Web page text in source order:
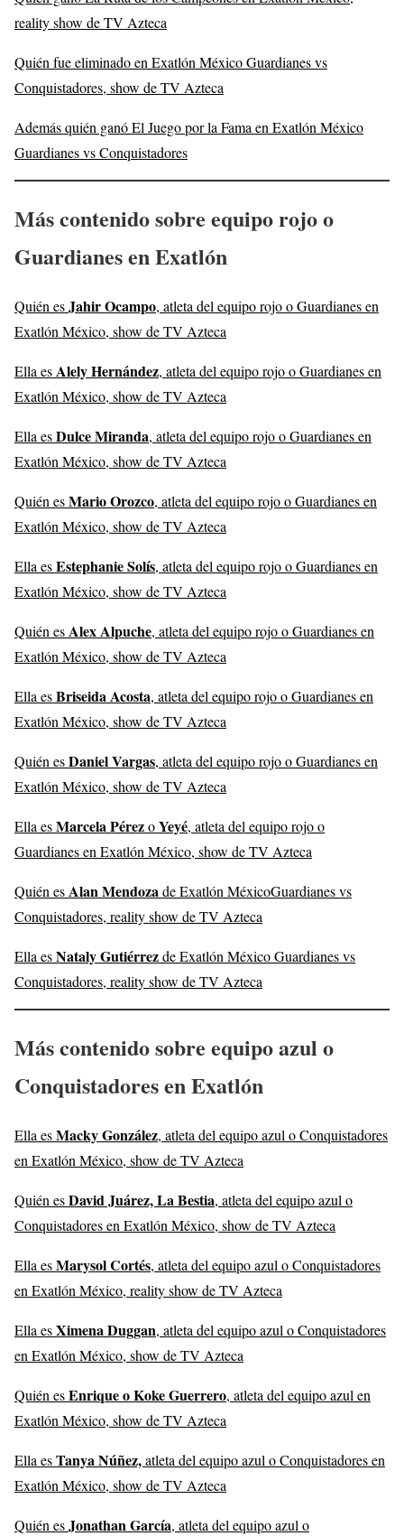
reality show de TV Azteca
Quién fue eliminado en Exatlón México Guardianes vs
Conquistadores, show de TV Azteca
Además quién ganó El Juego por la Fama en Exatlón México
Guardianes vs Conquistadores
Más contenido sobre equipo rojo o
Guardianes en Exatlón
Quién esJahir Ocampo, atleta del equipo rojo o Guardianes en
Exatlón México, show de TV Azteca
Ella esAlely Hernández, atleta del equipo rojo o Guardianes en
Exatlón México, show de TV Azteca
Ella esDulce Miranda, atleta del equipo rojo o Guardianes en
Exatlón México, show de TV Azteca
Quién esMario Orozco, atleta del equipo rojo o Guardianes en
Exatlón México, show de TV Azteca
Ella esEstephanie Solís, atleta del equipo rojo o Guardianes en
Exatlón México, show de TV Azteca
Quién esAlex Alpuche, atleta del equipo rojo o Guardianes en
Exatlón México, show de TV Azteca
Ella esBriseida Acosta, atleta del equipo rojo o Guardianes en
Exatlón México, show de TV Azteca
Quién esDaniel Vargas, atleta del equipo rojo o Guardianes en
Exatlón México, show de TV Azteca
Ella esMarcela PérezoYeyé, atleta del equipo rojo o
Guardianes en Exatlón México, show de TV Azteca
Quién esAlan Mendozade Exatlón MéxicoGuardianes vs
Conquistadores, reality show de TV Azteca
Ella esNataly Gutiérrezde Exatlón México Guardianes vs
Conquistadores, reality show de TV Azteca
Más contenido sobre equipo azul o
Conquistadores en Exatlón
Ella esMacky González, atleta del equipo azul o Conquistadores
en Exatlón México, show de TV Azteca
Quién esDavid Juárez, La Bestia, atleta del equipo azul o
Conquistadores en Exatlón México, show de TV Azteca
Ella esMarysol Cortés, atleta del equipo azul o Conquistadores
en Exatlón México, reality show de TV Azteca
Ella esXimena Duggan, atleta del equipo azul o Conquistadores
en Exatlón México, show de TV Azteca
Quién esEnrique o Koke Guerrero, atleta del equipo azul en
Exatlón México, show de TV Azteca
Ella esTanya Núñez,atleta del equipo azul o Conquistadores en
Exatlón México, show de TV Azteca
Quién esJonathan García, atleta del equipo azul o